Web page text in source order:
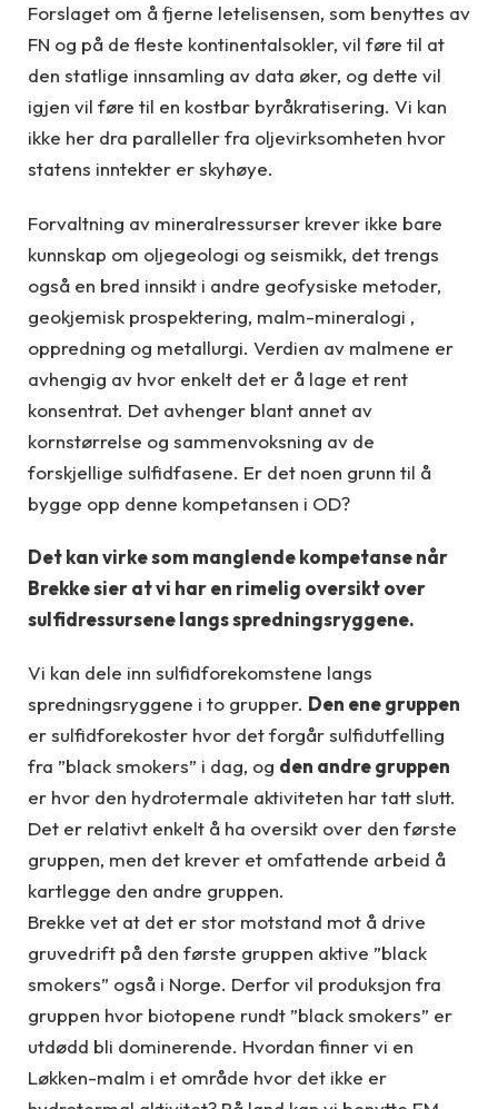
Forslaget om å fjerne letelisensen, som benyttes av
FN og på de fleste kontinentalsokler, vil føre til at
den statlige innsamling av data øker, og dette vil
igjen vil føre til en kostbar byråkratisering. Vi kan
ikke her dra paralleller fra oljevirksomheten hvor
statens inntekter er skyhøye.
Forvaltning av mineralressurser krever ikke bare
kunnskap om oljegeologi og seismikk, det trengs
også en bred innsikt i andre geofysiske metoder,
geokjemisk prospektering, malm-mineralogi ,
oppredning og metallurgi. Verdien av malmene er
avhengig av hvor enkelt det er å lage et rent
konsentrat. Det avhenger blant annet av
kornstørrelse og sammenvoksning av de
forskjellige sulfidfasene. Er det noen grunn til å
bygge opp denne kompetansen i OD?
Det kan virke som manglende kompetanse når
Brekke sier at vi har en rimelig oversikt over
sulfidressursene langs spredningsryggene.
Vi kan dele inn sulfidforekomstene langs
spredningsryggene i to grupper. Den ene gruppen
er sulfidforekoster hvor det forgår sulfidutfelling
fra ”black smokers” i dag, og den andre gruppen
er hvor den hydrotermale aktiviteten har tatt slutt.
Det er relativt enkelt å ha oversikt over den første
gruppen, men det krever et omfattende arbeid å
kartlegge den andre gruppen.
Brekke vet at det er stor motstand mot å drive
gruvedrift på den første gruppen aktive ”black
smokers” også i Norge. Derfor vil produksjon fra
gruppen hvor biotopene rundt ”black smokers” er
utdødd bli dominerende. Hvordan finner vi en
Løkken-malm i et område hvor det ikke er